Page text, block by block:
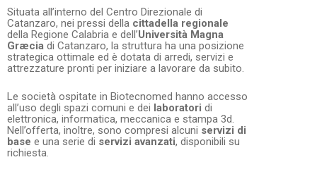
Situata all’interno del Centro Direzionale di
Catanzaro, nei pressi della cittadella regionale
della Regione Calabria e dell’Università Magna
Græcia di Catanzaro, la struttura ha una posizione
strategica ottimale ed è dotata di arredi, servizi e
attrezzature pronti per iniziare a lavorare da subito.
Le società ospitate in Biotecnomed hanno accesso
all’uso degli spazi comuni e dei laboratori di
elettronica, informatica, meccanica e stampa 3d.
Nell’offerta, inoltre, sono compresi alcuni servizi di
base e una serie di servizi avanzati, disponibili su
richiesta.